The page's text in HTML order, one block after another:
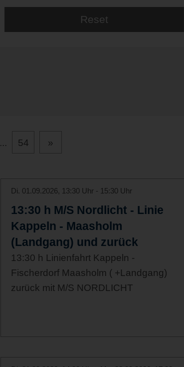
... 54 »
Di. 01.09.2026, 13:30 Uhr - 15:30 Uhr
13:30 h M/S Nordlicht - Linie
Kappeln - Maasholm
(Landgang) und zurück
13:30 h Linienfahrt Kappeln -
Fischerdorf Maasholm ( +Landgang)
zurück mit M/S NORDLICHT